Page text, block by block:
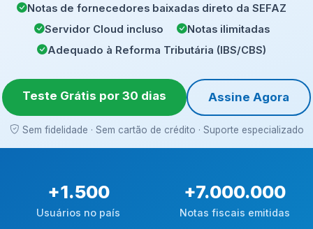
Notas de fornecedores baixadas direto da SEFAZ
Servidor Cloud incluso
Notas ilimitadas
Adequado à Reforma Tributária (IBS/CBS)
Teste Grátis por 30 dias Assine Agora
Sem fidelidade · Sem cartão de crédito · Suporte especializado
+1.500
Usuários no país
+7.000.000
Notas fiscais emitidas